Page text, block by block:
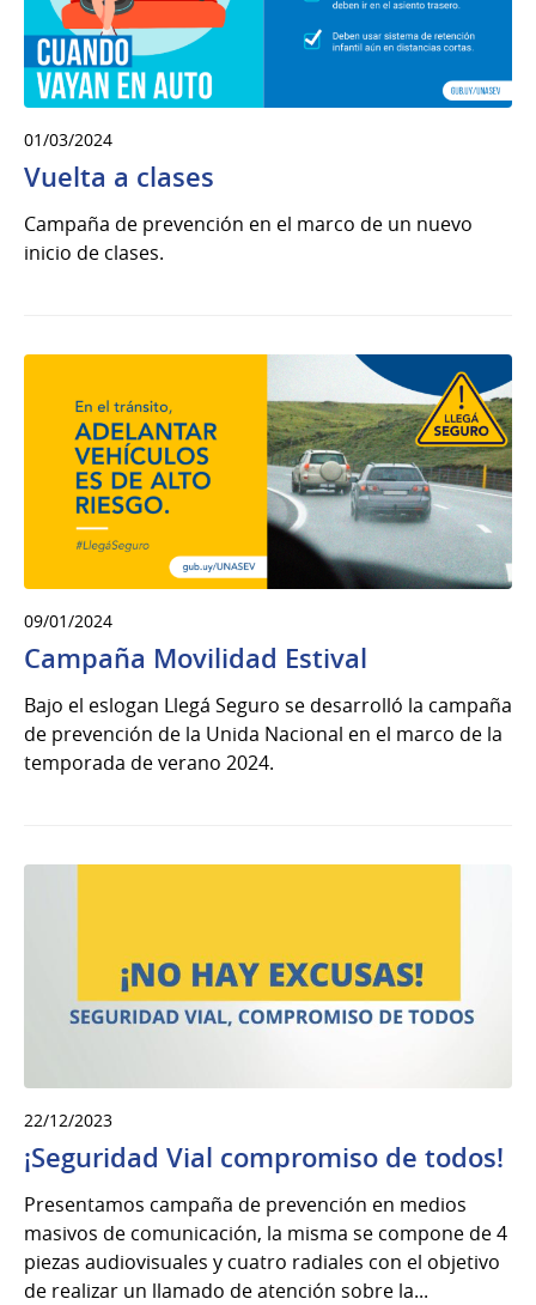
01/03/2024
Vuelta a clases
Campaña de prevención en el marco de un nuevo
inicio de clases.
09/01/2024
Campaña Movilidad Estival
Bajo el eslogan Llegá Seguro se desarrolló la campaña
de prevención de la Unida Nacional en el marco de la
temporada de verano 2024.
22/12/2023
¡Seguridad Vial compromiso de todos!
Presentamos campaña de prevención en medios
masivos de comunicación, la misma se compone de 4
piezas audiovisuales y cuatro radiales con el objetivo
de realizar un llamado de atención sobre la...